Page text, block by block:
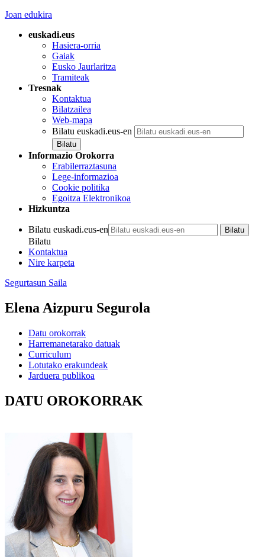
Joan edukira
euskadi.eus
Hasiera-orria
Gaiak
Eusko Jaurlaritza
Tramiteak
Tresnak
Kontaktua
Bilatzailea
Web-mapa
Bilatu euskadi.eus-en
Informazio Orokorra
Erabilerraztasuna
Lege-informazioa
Cookie politika
Egoitza Elektronikoa
Hizkuntza
Bilatu euskadi.eus-en
Bilatu
Kontaktua
Nire karpeta
Segurtasun Saila
Elena Aizpuru Segurola
Datu orokorrak
Harremanetarako datuak
Curriculum
Lotutako erakundeak
Jarduera publikoa
DATU OROKORRAK